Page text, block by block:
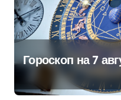
Гороскоп на 7